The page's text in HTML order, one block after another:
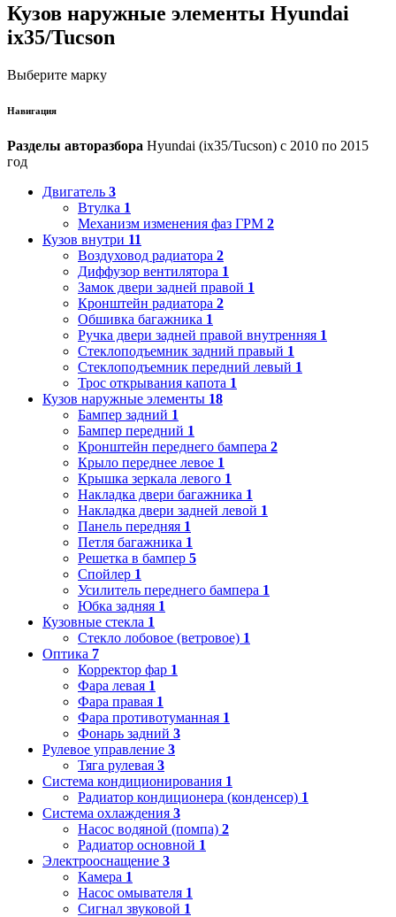
Кузов наружные элементы Hyundai
ix35/Tucson
Выберите марку
Навигация
Разделы авторазбора Hyundai (ix35/Tucson) с 2010 по 2015
год
Двигатель 3
Втулка 1
Механизм изменения фаз ГРМ 2
Кузов внутри 11
Воздуховод радиатора 2
Диффузор вентилятора 1
Замок двери задней правой 1
Кронштейн радиатора 2
Обшивка багажника 1
Ручка двери задней правой внутренняя 1
Стеклоподъемник задний правый 1
Стеклоподъемник передний левый 1
Трос открывания капота 1
Кузов наружные элементы 18
Бампер задний 1
Бампер передний 1
Кронштейн переднего бампера 2
Крыло переднее левое 1
Крышка зеркала левого 1
Накладка двери багажника 1
Накладка двери задней левой 1
Панель передняя 1
Петля багажника 1
Решетка в бампер 5
Спойлер 1
Усилитель переднего бампера 1
Юбка задняя 1
Кузовные стекла 1
Стекло лобовое (ветровое) 1
Оптика 7
Корректор фар 1
Фара левая 1
Фара правая 1
Фара противотуманная 1
Фонарь задний 3
Рулевое управление 3
Тяга рулевая 3
Система кондиционирования 1
Радиатор кондиционера (конденсер) 1
Система охлаждения 3
Насос водяной (помпа) 2
Радиатор основной 1
Электрооснащение 3
Камера 1
Насос омывателя 1
Сигнал звуковой 1